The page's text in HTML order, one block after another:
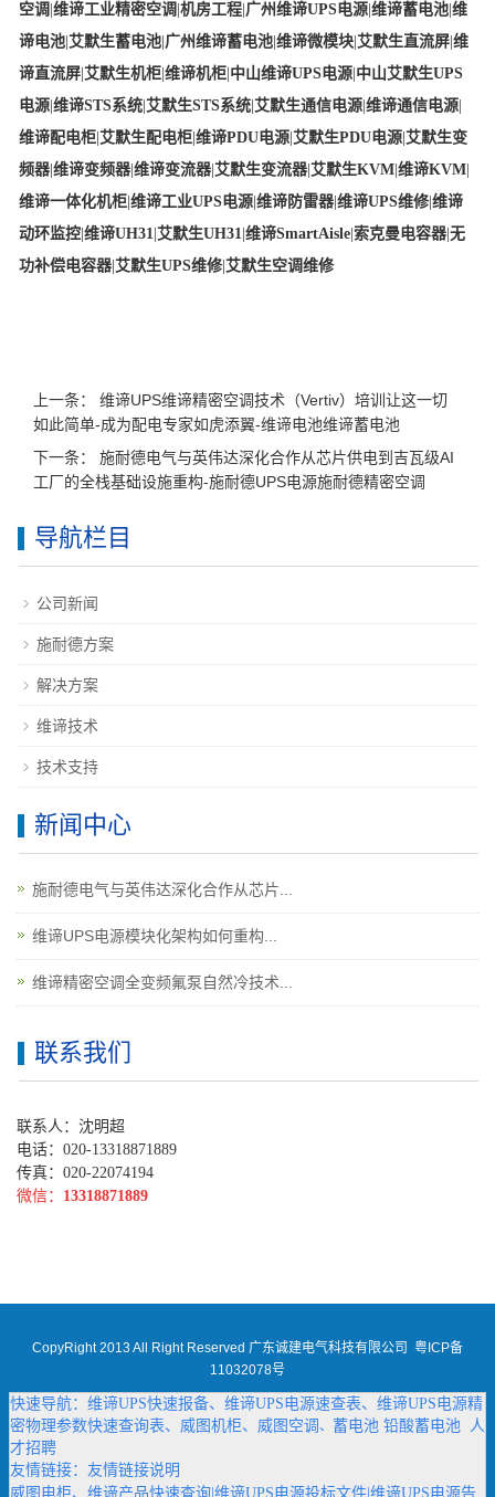
空调 维谛工业精密空调 机房工程 广州维谛UPS电源 维谛蓄电池 维
谛电池 艾默生蓄电池 广州维谛蓄电池 维谛微模块 艾默生直流屏 维
谛直流屏 艾默生机柜 维谛机柜 中山维谛UPS电源 中山艾默生UPS
电源 维谛STS系统 艾默生STS系统 艾默生通信电源 维谛通信电源
维谛配电柜 艾默生配电柜 维谛PDU电源 艾默生PDU电源 艾默生变
频器|维谛变频器|维谛变流器| 艾默生变流器| 艾默生KVM 维谛KVM
维谛一体化机柜 维谛工业UPS电源 维谛防雷器|维谛UPS维修|维谛
动环监控 维谛UH31 艾默生UH31 维谛SmartAisle 索克曼电容器|无
功补偿电容器| 艾默生UPS维修| 艾默生空调维修
上一条： 维谛UPS维谛精密空调技术（Vertiv）培训让这一切
如此简单-成为配电专家如虎添翼-维谛电池维谛蓄电池
下一条： 施耐德电气与英伟达深化合作从芯片供电到吉瓦级AI
工厂的全栈基础设施重构-施耐德UPS电源施耐德精密空调
导航栏目
公司新闻
施耐德方案
解决方案
维谛技术
技术支持
新闻中心
施耐德电气与英伟达深化合作从芯片...
维谛UPS电源模块化架构如何重构...
维谛精密空调全变频氟泵自然冷技术...
联系我们
联系人：沈明超
电话：020-13318871889
传真：020-22074194
微信： 13318871889
CopyRight 2013 All Right Reserved 广东诚建电气科技有限公司 粤ICP备
11032078号
快速导航： 维谛UPS快速报备、 维谛UPS电源速查表、 维谛UPS电源精
密物理参数快速查询表、 威图机柜、 威图空调、 蓄电池 铅酸蓄电池 人
才招聘
友情链接： 友情链接说明
威图电柜、 维谛产品快速查询 维谛UPS电源投标文件 维谛UPS电源告